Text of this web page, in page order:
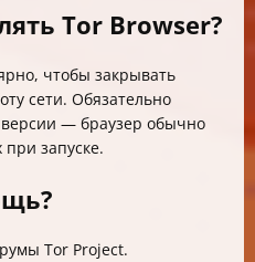
Tor Browser?
чтобы закрывать
сети. Обязательно
версии — браузер обычно
запуске.
Tor Project.